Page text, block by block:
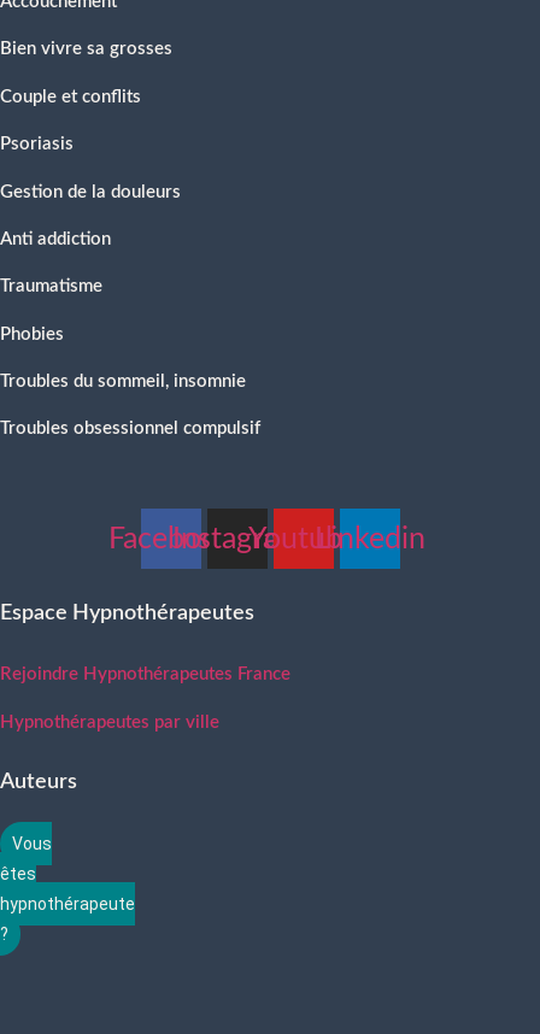
Bien vivre sa grosses
Couple et conflits
Psoriasis
Gestion de la douleurs
Anti addiction
Traumatisme
Phobies
Troubles du sommeil, insomnie
Troubles obsessionnel compulsif
FacebookInstagramYoutubeLinkedin
Espace Hypnothérapeutes
Rejoindre Hypnothérapeutes France
Hypnothérapeutes par ville
Auteurs
Vous
êtes
hypnothérapeute
?